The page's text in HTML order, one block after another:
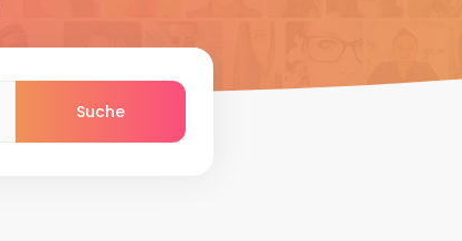
Suche